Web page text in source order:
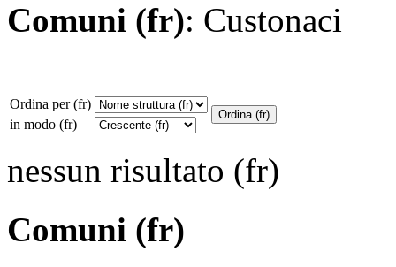
Comuni (fr): Custonaci
Ordina per (fr)
in modo (fr)
nessun risultato (fr)
Comuni (fr)